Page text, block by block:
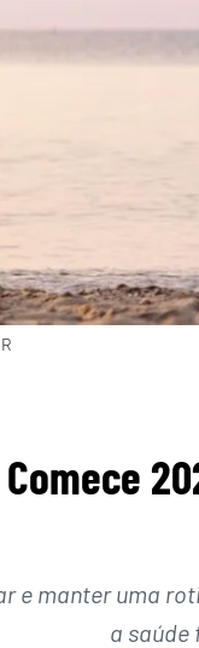
Comece
e manter uma
a saúde